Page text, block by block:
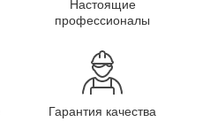
Настоящие
профессионалы
Гарантия качества